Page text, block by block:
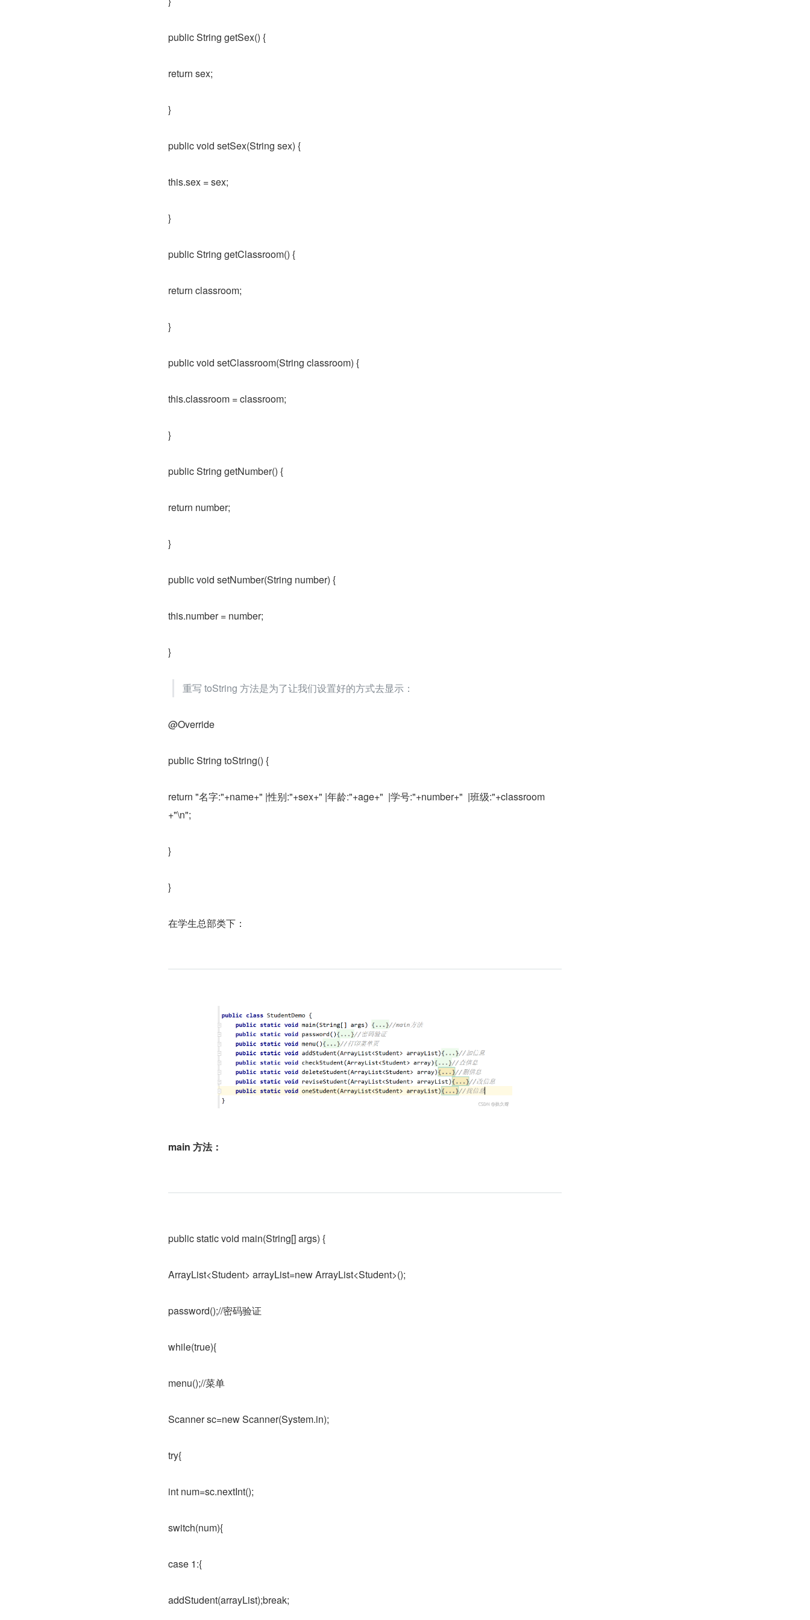
public String getSex() {
return sex;
}
public void setSex(String sex) {
this.sex = sex;
}
public String getClassroom() {
return classroom;
}
public void setClassroom(String classroom) {
this.classroom = classroom;
}
public String getNumber() {
return number;
}
public void setNumber(String number) {
this.number = number;
}
重写 toString 方法是为了让我们设置好的方式去显示：
@Override
public String toString() {
return "名字:"+name+" |性别:"+sex+" |年龄:"+age+"  |学号:"+number+"  |班级:"+classroom
+"\n";
}
}
在学生总部类下：
main 方法：
public static void main(String[] args) {
ArrayList<Student> arrayList=new ArrayList<Student>();
password();//密码验证
while(true){
menu();//菜单
Scanner sc=new Scanner(System.in);
try{
int num=sc.nextInt();
switch(num){
case 1:{
addStudent(arrayList);break;